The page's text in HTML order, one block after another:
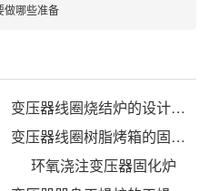
做哪些准备
变压器线圈烧结炉的设计方法
变压器线圈树脂烤箱的固化时间与温度的影响
环氧浇注变压器固化炉